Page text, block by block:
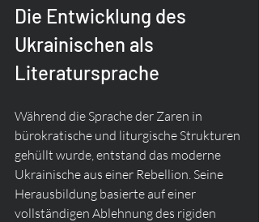
Die Entwicklung des
Ukrainischen als
Literatursprache
Während die Sprache der Zaren in
bürokratische und liturgische Strukturen
gehüllt wurde, entstand das moderne
Ukrainische aus einer Rebellion. Seine
Herausbildung basierte auf einer
vollständigen Ablehnung des rigiden